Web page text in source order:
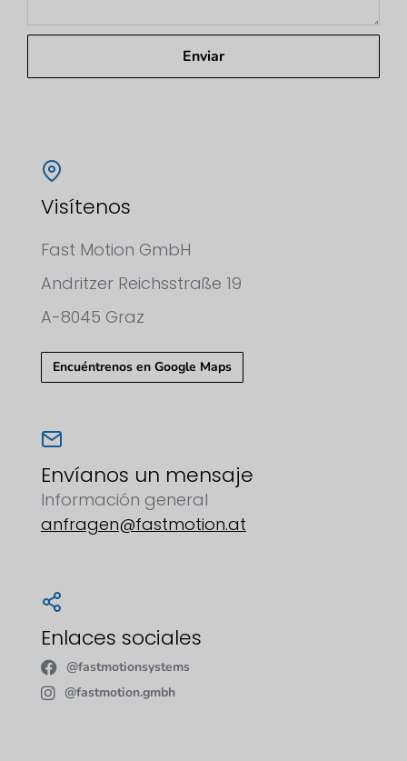
Enviar
Visítenos
Fast Motion GmbH
Andritzer Reichsstraße 19
A-8045 Graz
Encuéntrenos en Google Maps
Envíanos un mensaje
Información general
anfragen@fastmotion.at
Enlaces sociales
@fastmotionsystems
@fastmotion.gmbh